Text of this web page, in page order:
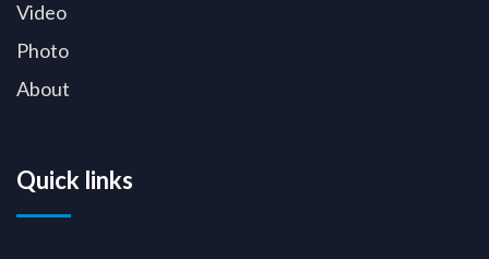
Video
Photo
About
Quick links